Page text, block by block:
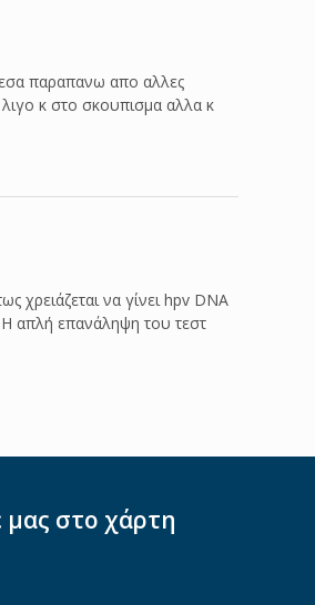
παραπανω απο αλλες
κ στο σκουπισμα αλλα κ
να γίνει hpv DNA
Η απλή επανάληψη του τεστ
μας στο χάρτη